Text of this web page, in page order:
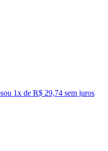
ou 1x de R$ 29,74 sem juros